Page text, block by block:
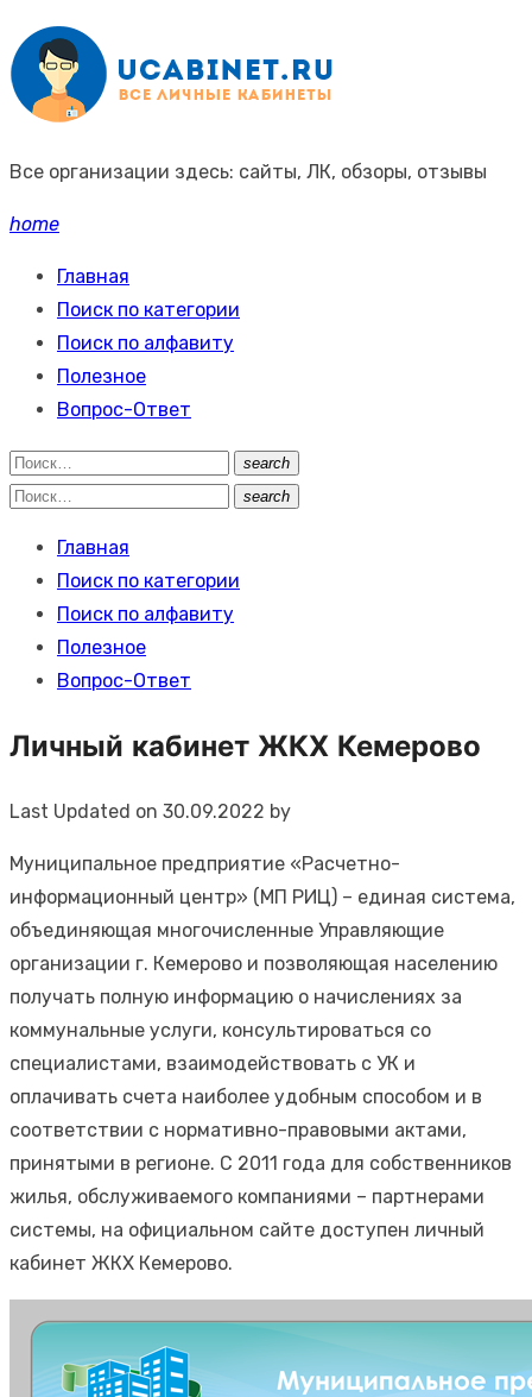
Промотать
к
содержимому
Все организации здесь: сайты, ЛК, обзоры, отзывы
home
Главная
Поиск по категории
Поиск по алфавиту
Полезное
Вопрос-Ответ
Поиск:
search
Поиск
Поиск:
search
Поиск
Главная
Поиск по категории
Поиск по алфавиту
Полезное
Вопрос-Ответ
Личный кабинет ЖКХ Кемерово
Last Updated on 30.09.2022 by
Муниципальное предприятие «Расчетно-
информационный центр» (МП РИЦ) – единая система,
объединяющая многочисленные Управляющие
организации г. Кемерово и позволяющая населению
получать полную информацию о начислениях за
коммунальные услуги, консультироваться со
специалистами, взаимодействовать с УК и
оплачивать счета наиболее удобным способом и в
соответствии с нормативно-правовыми актами,
принятыми в регионе. С 2011 года для собственников
жилья, обслуживаемого компаниями – партнерами
системы, на официальном сайте доступен личный
кабинет ЖКХ Кемерово.